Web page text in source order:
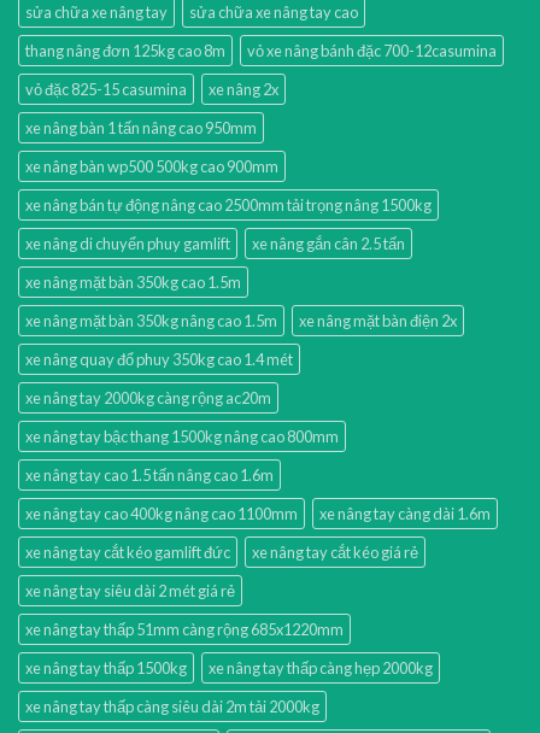
sửa chữa xe nâng tay
sửa chữa xe nâng tay cao
thang nâng đơn 125kg cao 8m
vỏ xe nâng bánh đặc 700-12casumina
vỏ đặc 825-15 casumina
xe nâng 2x
xe nâng bàn 1 tấn nâng cao 950mm
xe nâng bàn wp500 500kg cao 900mm
xe nâng bán tự động nâng cao 2500mm tải trọng nâng 1500kg
xe nâng di chuyển phuy gamlift
xe nâng gắn cân 2.5 tấn
xe nâng mặt bàn 350kg cao 1.5m
xe nâng mặt bàn 350kg nâng cao 1.5m
xe nâng mặt bàn điện 2x
xe nâng quay đổ phuy 350kg cao 1.4 mét
xe nâng tay 2000kg càng rộng ac20m
xe nâng tay bậc thang 1500kg nâng cao 800mm
xe nâng tay cao 1.5 tấn nâng cao 1.6m
xe nâng tay cao 400kg nâng cao 1100mm
xe nâng tay càng dài 1.6m
xe nâng tay cắt kéo gamlift đức
xe nâng tay cắt kéo giá rẻ
xe nâng tay siêu dài 2 mét giá rẻ
xe nâng tay thấp 51mm càng rộng 685x1220mm
xe nâng tay thấp 1500kg
xe nâng tay thấp càng hẹp 2000kg
xe nâng tay thấp càng siêu dài 2m tải 2000kg